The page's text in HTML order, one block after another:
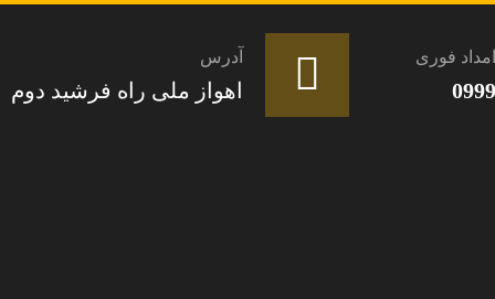
آدرس
اهواز ملی راه فرشید دوم
فوری